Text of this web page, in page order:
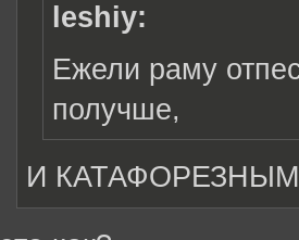
leshiy:
Ежели раму
получше,
И КАТАФОРЕЗНЫМ